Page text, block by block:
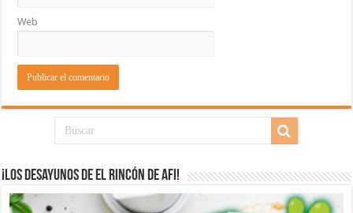
Web
¡Los desayunos de El Rincón de Afi!